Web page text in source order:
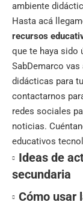
ambiente
Hasta acá
recursos
que te haya sido
SabDemarco
didácticas para
contactarnos
redes sociales
noticias.
educativos
Ideas de
secundaria
Cómo usar